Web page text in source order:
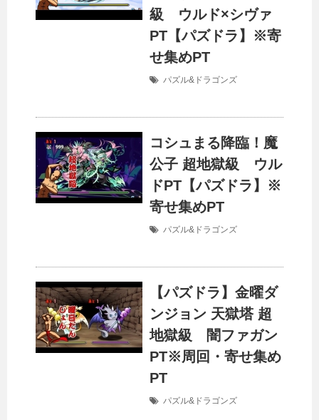
級 ウルド×シヴァ
PT【パズドラ】※寄
せ集めPT
パズル&ドラゴンズ
コシュまる降臨！魔
公子 超地獄級 ウル
ドPT【パズドラ】※
寄せ集めPT
パズル&ドラゴンズ
【パズドラ】金曜ダ
ンジョン 天獄塔 超
地獄級 闇ファガン
PT※周回・寄せ集め
PT
パズル&ドラゴンズ